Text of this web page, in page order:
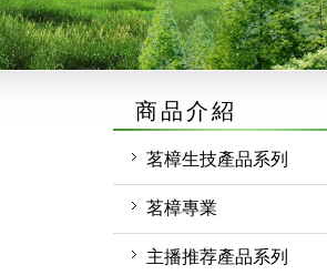
商品介紹
茗樟生技產品系列
自產..精油及限量品
純露
茗樟專業
植物精油代工
主播推荐產品系列